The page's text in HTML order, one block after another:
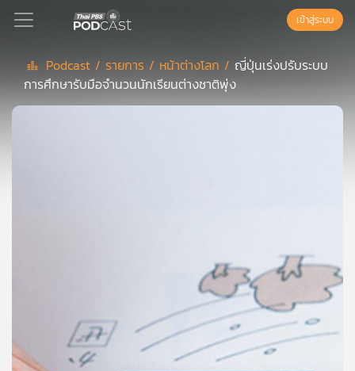
Podcast
ของ
คุณ
เข้าสู่ระบบ
Podcast / รายการ / หน้าต่างโลก / ญี่ปุ่นเร่งปรับระบบ
การศึกษารับมือจำนวนนักเรียนต่างชาติพุ่ง